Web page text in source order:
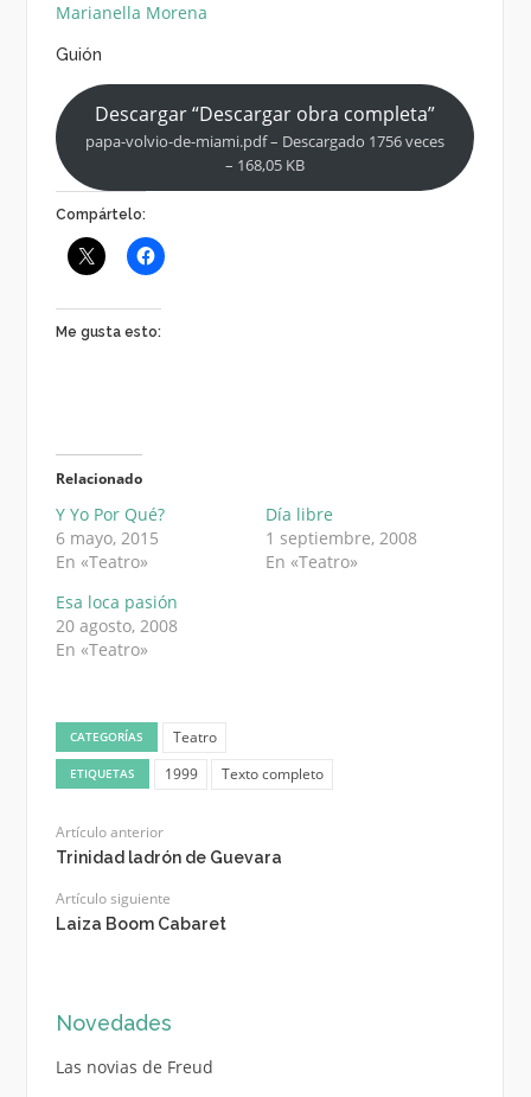
Marianella Morena
Guión
Descargar “Descargar obra completa”
papa-volvio-de-miami.pdf – Descargado 1756 veces
– 168,05 KB
Compártelo:
Me gusta esto:
Relacionado
Y Yo Por Qué?
6 mayo, 2015
En «Teatro»
Día libre
1 septiembre, 2008
En «Teatro»
Esa loca pasión
20 agosto, 2008
En «Teatro»
CATEGORÍAS Teatro
ETIQUETAS 1999 Texto completo
Artículo anterior
Trinidad ladrón de Guevara
Artículo siguiente
Laiza Boom Cabaret
Novedades
Las novias de Freud